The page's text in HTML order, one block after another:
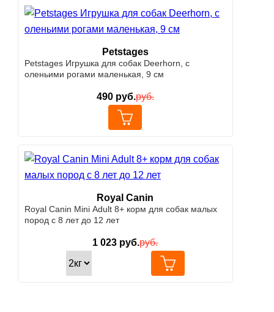
Petstages
Petstages Игрушка для собак Deerhorn, с
оленьими рогами маленькая, 9 см
490руб.руб.
Royal Canin
Royal Canin Mini Adult 8+ корм для собак малых
пород с 8 лет до 12 лет
1 023 руб.руб.